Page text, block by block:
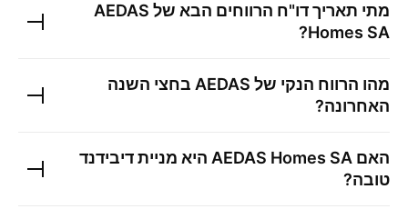
מתי תאריך דו"ח הרווחים הבא של AEDAS
Homes SA
?
מהו הרווח הנקי של AEDAS בחצי השנה
האחרונה?
האם AEDAS Homes SA היא מניית דיבידנד
טובה?